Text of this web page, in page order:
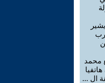
محمد
ال ...